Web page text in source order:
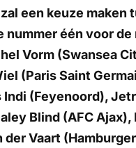
een keuze maken
nummer één voor
Vorm (Swansea
(Paris Saint
(Feyenoord),
Blind (AFC Ajax),
der Vaart